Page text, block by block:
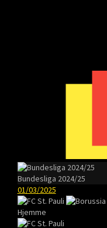
Bundesliga 2024/25
01/03/2025
Hjemme